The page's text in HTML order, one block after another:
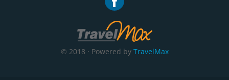
© 2018 · Powered by TravelMax